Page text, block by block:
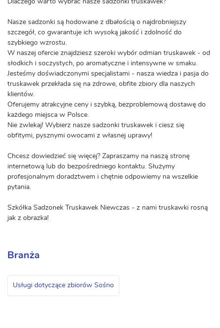
Dlaczego warto wybrać nasze sadzonki truskawek?
Nasze sadzonki są hodowane z dbałością o najdrobniejszy
szczegół, co gwarantuje ich wysoką jakość i zdolność do
szybkiego wzrostu.
W naszej ofercie znajdziesz szeroki wybór odmian truskawek - od
słodkich i soczystych, po aromatyczne i intensywne w smaku.
Jesteśmy doświadczonymi specjalistami - nasza wiedza i pasja do
truskawek przekłada się na zdrowe, obfite zbiory dla naszych
klientów.
Oferujemy atrakcyjne ceny i szybką, bezproblemową dostawę do
każdego miejsca w Polsce.
Nie zwlekaj! Wybierz nasze sadzonki truskawek i ciesz się
obfitymi, pysznymi owocami z własnej uprawy!
Chcesz dowiedzieć się więcej? Zapraszamy na naszą stronę
internetową lub do bezpośredniego kontaktu. Służymy
profesjonalnym doradztwem i chętnie odpowiemy na wszelkie
pytania.
Szkółka Sadzonek Truskawek Niewczas - z nami truskawki rosną
jak z obrazka!
Branża
Usługi dotyczące zbiorów Sośno